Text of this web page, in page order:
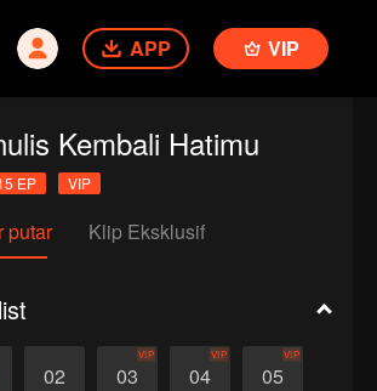
APP VIP
Kembali Hatimu
EP VIP
putar Klip Eksklusif
02 03
VIP
04
VIP
05
VIP